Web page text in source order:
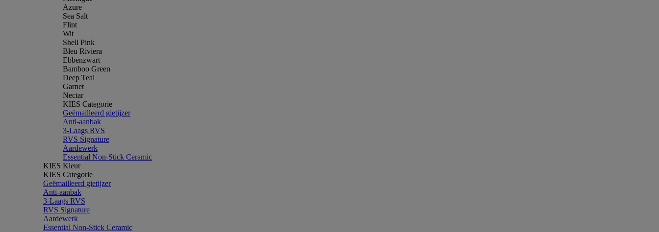
Azure
Sea Salt
Flint
Wit
Shell Pink
Bleu Riviera
Ebbenzwart
Bamboo Green
Deep Teal
Garnet
Nectar
KIES Categorie
Geëmailleerd gietijzer
Anti-aanbak
3-Laags RVS
RVS Signature
Aardewerk
Essential Non-Stick Ceramic
KIES Kleur
KIES Categorie
Geëmailleerd gietijzer
Anti-aanbak
3-Laags RVS
RVS Signature
Aardewerk
Essential Non-Stick Ceramic